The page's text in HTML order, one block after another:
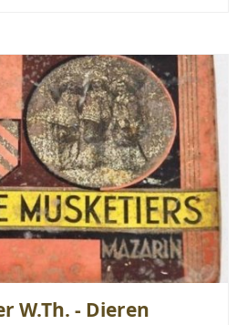
W.Th. - Dieren